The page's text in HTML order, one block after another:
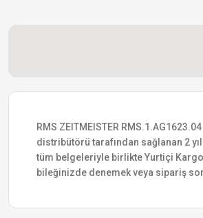
RMS ZEITMEISTER
distribütörü tarafından sağlanan 2
tüm belgeleriyle birlikte Yurtiçi
bileğinizde denemek veya sipariş